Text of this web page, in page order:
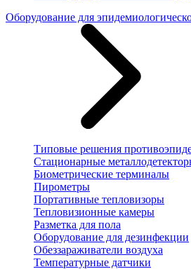
Оборудование для
Типовые решения
Стационарные
Биометрические терминалы
Пирометры
Портативные тепловизоры
Тепловизионные камеры
Разметка для пола
Оборудование для дезинфекции
Обеззараживатели воздуха
Температурные датчики